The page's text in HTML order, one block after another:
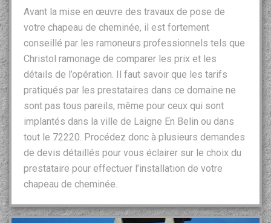
Avant la mise en œuvre des travaux de pose de
votre chapeau de cheminée, il est fortement
conseillé par les ramoneurs professionnels tels que
Christol ramonage de comparer les prix et les
détails de l’opération. Il faut savoir que les tarifs
pratiqués par les prestataires dans ce domaine ne
sont pas tous pareils, même pour ceux qui sont
implantés dans la ville de Laigne En Belin ou dans
tout le 72220. Procédez donc à plusieurs demandes
de devis détaillés pour vous éclairer sur le choix du
prestataire pour effectuer l’installation de votre
chapeau de cheminée.